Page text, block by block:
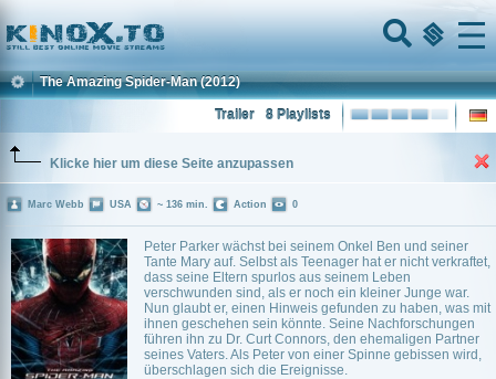
Home
Menu
The Amazing Spider-Man (2012)
8 Playlists
Trailer
Klicke hier um diese Seite anzupassen
Peter Parker wächst bei seinem Onkel Ben und seiner
Tante Mary auf. Selbst als Teenager hat er nicht verkraftet,
dass seine Eltern spurlos aus seinem Leben
verschwunden sind, als er noch ein kleiner Junge war.
Nun glaubt er, einen Hinweis gefunden zu haben, was mit
ihnen geschehen sein könnte. Seine Nachforschungen
führen ihn zu Dr. Curt Connors, den ehemaligen Partner
seines Vaters. Als Peter von einer Spinne gebissen wird,
überschlagen sich die Ereignisse.
Marc Webb USA ~ 136 min. Action 0